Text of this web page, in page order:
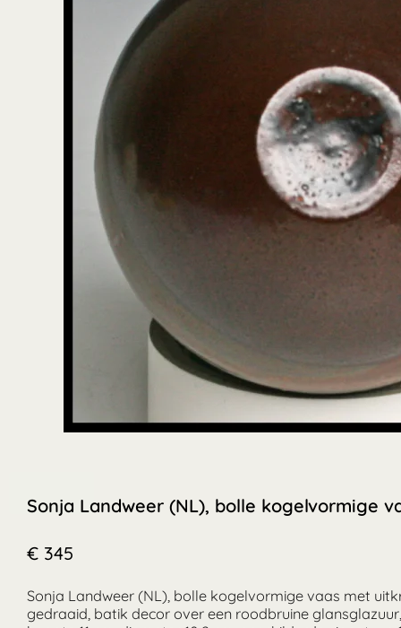
Sonja Landweer (NL), bolle kogelvormige
€ 345
Sonja Landweer (NL), bolle kogelvormige vaas met
gedraaid, batik decor over een roodbruine